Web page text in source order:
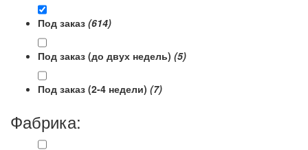
Под заказ (614)
Под заказ (до двух недель) (5)
Под заказ (2-4 недели) (7)
Фабрика: